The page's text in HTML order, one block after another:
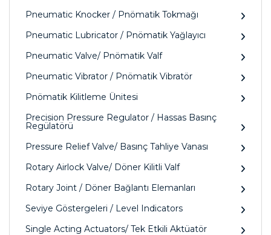
Pneumatic Knocker / Pnömatik Tokmağı
Pneumatic Lubricator / Pnömatik Yağlayıcı
Pneumatic Valve/ Pnömatik Valf
Pneumatic Vibrator / Pnömatik Vibratör
Pnömatik Kilitleme Ünitesi
Precision Pressure Regulator / Hassas Basınç
Regülatörü
Pressure Relief Valve/ Basınç Tahliye Vanası
Rotary Airlock Valve/ Döner Kilitli Valf
Rotary Joint / Döner Bağlantı Elemanları
Seviye Göstergeleri / Level Indicators
Single Acting Actuators/ Tek Etkili Aktüatör